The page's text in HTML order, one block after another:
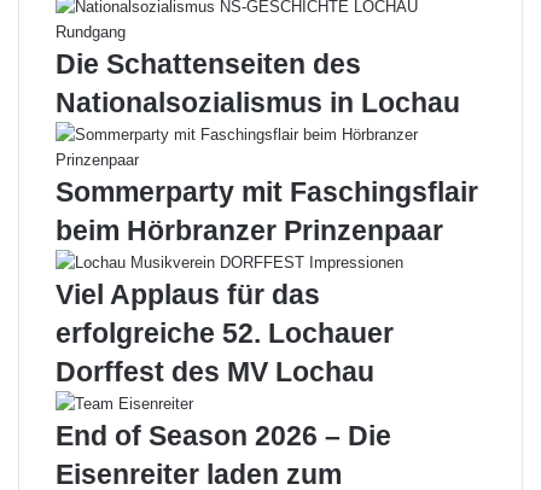
e
A
e
u
o
r
e
u
n
d
o
r
s
h
e
o
n
z
o
l
l
Die Schattenseiten des
Nationalsozialismus in Lochau
Sommerparty mit Faschingsflair
beim Hörbranzer Prinzenpaar
Viel Applaus für das
erfolgreiche 52. Lochauer
Dorffest des MV Lochau
End of Season 2026 – Die
Eisenreiter laden zum